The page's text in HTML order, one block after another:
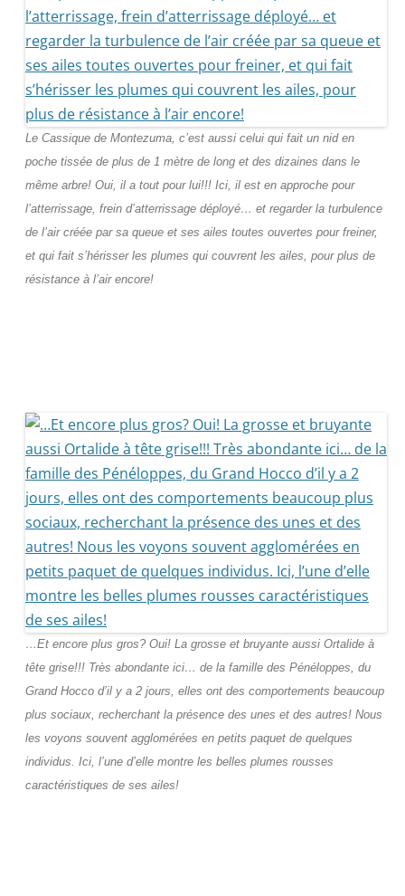
Le Cassique de Montezuma, c’est aussi celui qui fait un nid en
poche tissée de plus de 1 mètre de long et des dizaines dans le
même arbre! Oui, il a tout pour lui!!! Ici, il est en approche pour
l’atterrissage, frein d’atterrissage déployé… et regarder la turbulence
de l’air créée par sa queue et ses ailes toutes ouvertes pour freiner,
et qui fait s’hérisser les plumes qui couvrent les ailes, pour plus de
résistance à l’air encore!
…Et encore plus gros? Oui! La grosse et bruyante aussi Ortalide à
tête grise!!! Très abondante ici… de la famille des Pénéloppes, du
Grand Hocco d’il y a 2 jours, elles ont des comportements beaucoup
plus sociaux, recherchant la présence des unes et des autres! Nous
les voyons souvent agglomérées en petits paquet de quelques
individus. Ici, l’une d’elle montre les belles plumes rousses
caractéristiques de ses ailes!